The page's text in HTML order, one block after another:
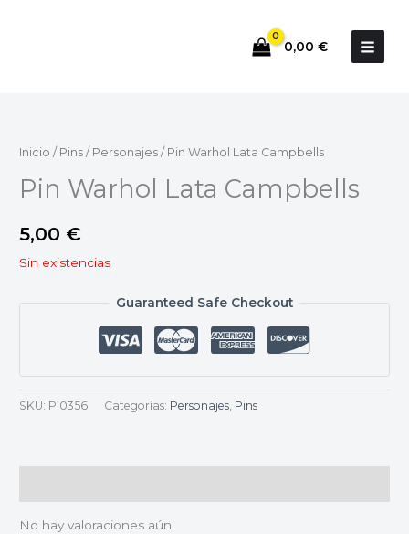
0,00 €
Inicio / Pins / Personajes / Pin Warhol Lata Campbells
Pin Warhol Lata Campbells
5,00 €
Sin existencias
Guaranteed Safe Checkout
SKU: PI0356 Categorías: Personajes, Pins
No hay valoraciones aún.